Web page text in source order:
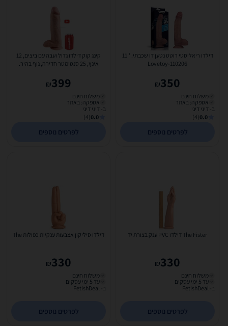
דילדו ריאליסטי רוטט נטען דו שכבתי. ''11
Lovetoy-110206
350
₪
משלוח חינם
אספקה: באתר
ב- דיגי דיגי
0.0
(4)
לפרטים נוספים
קינג קוק דילדו גדול ועבה עם ביצים, 12
אינץ, 25 סנטימטר חדירה, גוף בהיר.
399
₪
משלוח חינם
אספקה: באתר
ב- דיגי דיגי
0.0
(4)
לפרטים נוספים
The Fister דילדו PVC ענק בצורת יד
330
₪
משלוח חינם
עד 5 ימי עסקים
ב- FetishDeal
לפרטים נוספים
דילדו סיליקון אצבעות ענקיות כפולות The
330
₪
משלוח חינם
עד 5 ימי עסקים
ב- FetishDeal
לפרטים נוספים